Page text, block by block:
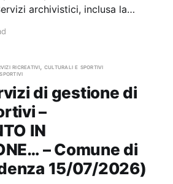
archivistici, inclusa la
della Regione Autonoma Friuli
ricreativi, culturali e sportivi
di gestione di
–
IN
– Comune di
15/07/2026)